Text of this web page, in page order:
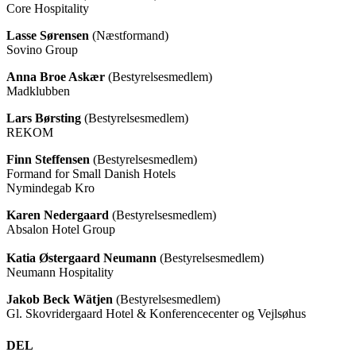
Core Hospitality
Lasse Sørensen (Næstformand)
Sovino Group
Anna Broe Askær (Bestyrelsesmedlem)
Madklubben
Lars Børsting (Bestyrelsesmedlem)
REKOM
Finn Steffensen (Bestyrelsesmedlem)
Formand for Small Danish Hotels
Nymindegab Kro
Karen Nedergaard (Bestyrelsesmedlem)
Absalon Hotel Group
Katia Østergaard Neumann (Bestyrelsesmedlem)
Neumann Hospitality
Jakob Beck Wätjen (Bestyrelsesmedlem)
Gl. Skovridergaard Hotel & Konferencecenter og Vejlsøhus
DEL